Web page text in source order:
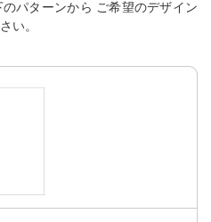
パターンから ご希望のデザイン
い。